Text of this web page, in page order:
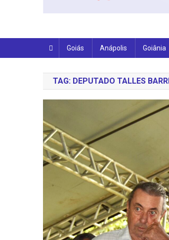
Goiás Anápolis Goiânia
TAG: DEPUTADO TALLES